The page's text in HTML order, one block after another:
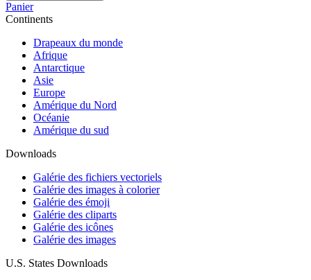
Panier
Continents
Drapeaux du monde
Afrique
Antarctique
Asie
Europe
Amérique du Nord
Océanie
Amérique du sud
Downloads
Galérie des fichiers vectoriels
Galérie des images à colorier
Galérie des émoji
Galérie des cliparts
Galérie des icônes
Galérie des images
U.S. States Downloads